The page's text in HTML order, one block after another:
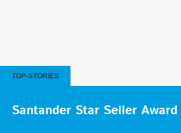
TOP-STORIES
Santander Star Seller Award